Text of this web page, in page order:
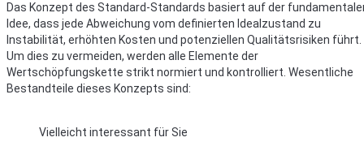
Das Konzept des Standard-Standards basiert auf der
Idee, dass jede Abweichung vom definierten Idealzustand zu
Instabilität, erhöhten Kosten und potenziellen Qualitätsrisiken führt.
Um dies zu vermeiden, werden alle Elemente der
Wertschöpfungskette strikt normiert und kontrolliert. Wesentliche
Bestandteile dieses Konzepts sind:
Vielleicht interessant für Sie